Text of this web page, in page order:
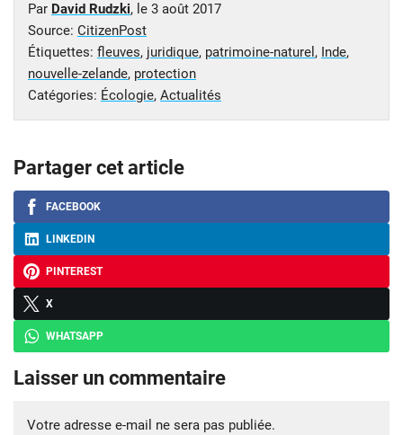
Par David Rudzki, le 3 août 2017
Source: CitizenPost
Étiquettes: fleuves, juridique, patrimoine-naturel , Inde,
nouvelle-zelande, protection
Catégories: Écologie, Actualités
Partager cet article
FACEBOOK
LINKEDIN
PINTEREST
X
WHATSAPP
Laisser un commentaire
Votre adresse e-mail ne sera pas publiée.